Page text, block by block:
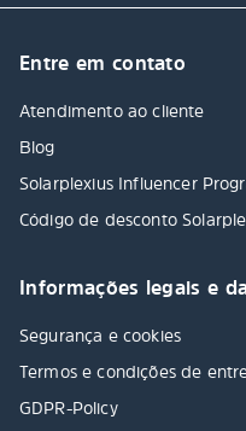
Entre em contato
Atendimento ao cliente
Blog
Solarplexius Influencer
Código de desconto
Informações legais e
Segurança e cookies
Termos e condições de
GDPR-Policy